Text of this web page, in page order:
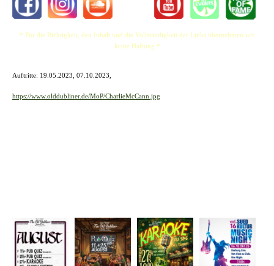
* Für die Richtigkeit, den Inhalt und die Vollständigkeit der Links übernehmen wir
keine Haftung *
Auftritte: 19.05.2023, 07.10.2023,
https://www.olddubliner.de/MoP/CharlieMcCann.jpg